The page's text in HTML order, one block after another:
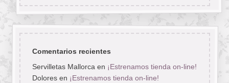
Comentarios recientes
Servilletas Mallorcaen ¡Estrenamos tienda on-line!
Doloresen ¡Estrenamos tienda on-line!